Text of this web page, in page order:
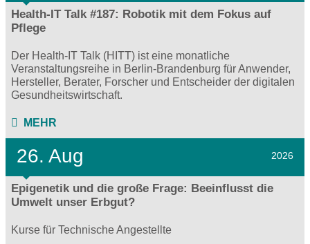
Health-IT Talk #187: Robotik mit dem Fokus auf
Pflege
Der Health-IT Talk (HITT) ist eine monatliche
Veranstaltungsreihe in Berlin-Brandenburg für Anwender,
Hersteller, Berater, Forscher und Entscheider der digitalen
Gesundheitswirtschaft.
MEHR
26. Aug 2026
Epigenetik und die große Frage: Beeinflusst die
Umwelt unser Erbgut?
Kurse für Technische Angestellte